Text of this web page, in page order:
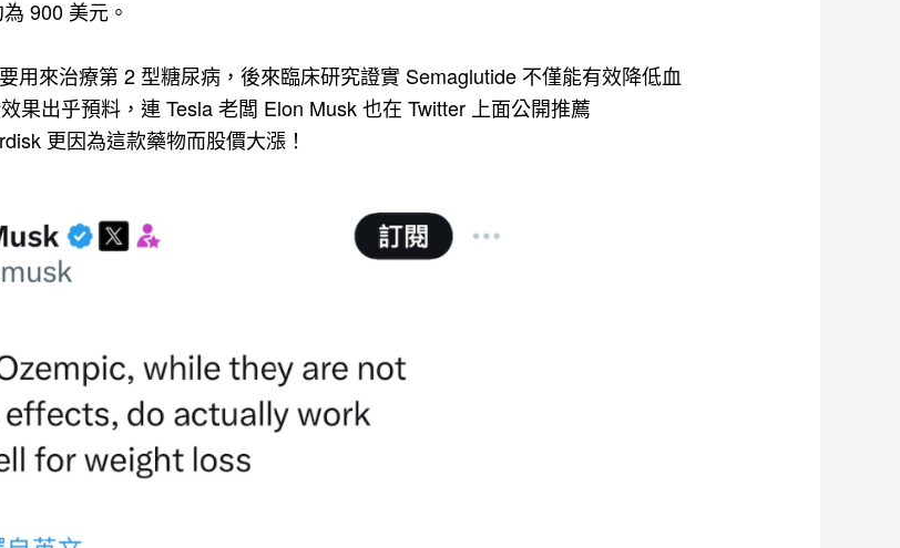
900 美元。
用來治療第 2 型糖尿病，後來臨床研究證實 Semaglutide 不僅能有效降低血
效果出乎預料，連 Tesla 老闆 Elon Musk 也在 Twitter 上面公開推薦
更因為這款藥物而股價大漲！